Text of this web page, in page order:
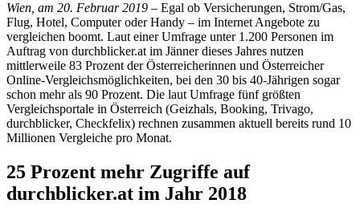
Wien, am 20. Februar 2019 – Egal ob Versicherungen, Strom/Gas,
Flug, Hotel, Computer oder Handy – im Internet Angebote zu
vergleichen boomt. Laut einer Umfrage unter 1.200 Personen im
Auftrag von durchblicker.at im Jänner dieses Jahres nutzen
mittlerweile 83 Prozent der Österreicherinnen und Österreicher
Online-Vergleichsmöglichkeiten, bei den 30 bis 40-Jährigen sogar
schon mehr als 90 Prozent. Die laut Umfrage fünf größten
Vergleichsportale in Österreich (Geizhals, Booking, Trivago,
durchblicker, Checkfelix) rechnen zusammen aktuell bereits rund 10
Millionen Vergleiche pro Monat.
25 Prozent mehr Zugriffe auf
durchblicker.at im Jahr 2018